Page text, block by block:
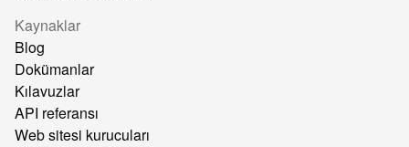
Kaynaklar
Blog
Dokümanlar
Kılavuzlar
API referansı
Web sitesi kurucuları